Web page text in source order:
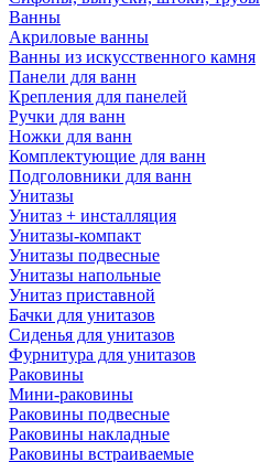
Ванны
Акриловые ванны
Ванны из искусственного камня
Панели для ванн
Крепления для панелей
Ручки для ванн
Ножки для ванн
Комплектующие для ванн
Подголовники для ванн
Унитазы
Унитаз + инсталляция
Унитазы-компакт
Унитазы подвесные
Унитазы напольные
Унитаз приставной
Бачки для унитазов
Сиденья для унитазов
Фурнитура для унитазов
Раковины
Мини-раковины
Раковины подвесные
Раковины накладные
Раковины встраиваемые